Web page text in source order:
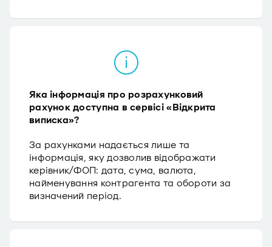
Яка інформація про розрахунковий
рахунок доступна в сервісі «Відкрита
виписка»?
За рахунками надається лише та
інформація, яку дозволив відображати
керівник/ФОП: дата, сума, валюта,
найменування контрагента та обороти за
визначений період.